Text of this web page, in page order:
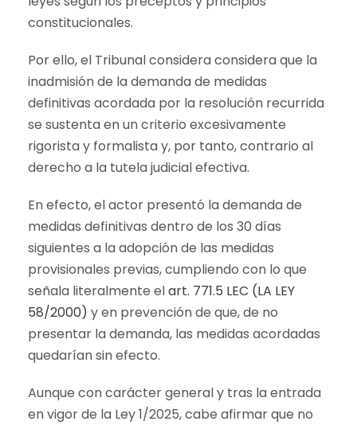
constitucionales.
Por ello, el Tribunal considera considera que la
inadmisión de la demanda de medidas
definitivas acordada por la resolución recurrida
se sustenta en un criterio excesivamente
rigorista y formalista y, por tanto, contrario al
derecho a la tutela judicial efectiva.
En efecto, el actor presentó la demanda de
medidas definitivas dentro de los 30 días
siguientes a la adopción de las medidas
provisionales previas, cumpliendo con lo que
señala literalmente elart. 771.5 LEC (LA LEY
58/2000) y en prevención de que, de no
presentar la demanda, las medidas acordadas
quedarían sin efecto.
Aunque con carácter general y tras la entrada
en vigor de la Ley 1/2025, cabe afirmar que no